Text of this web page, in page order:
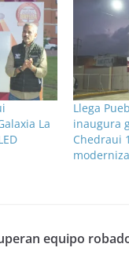
La
Llega
inaugura
Chedraui
equipo